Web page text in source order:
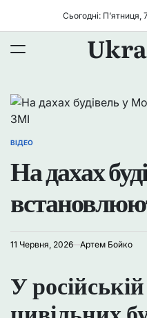
Сьогодні:
ОПУБЛІКУВАТИ
ВІДЕО
На дахах
11 Червня, 2026 Артем Бойко
У